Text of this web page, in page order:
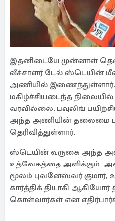
இதனிடையே முன்னாள்
வீச்சாளர் டேல் ஸ்டெயின்
அணியில் இணைந்துள்ளார்.
மகிழ்ச்சியடைந்த
வரவில்லை. பவுலிங்
அந்த அணியின் தலைமை
தெரிவித்துள்ளார்.
ஸ்டெயின் வருகை அந்த
உத்வேகத்தை அளிக்கும்.
மூலம் புவனேஸ்வர் குமார்,
கார்த்திக் தியாகி
கொள்வார்கள் என